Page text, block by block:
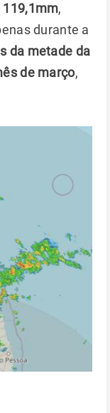
119,1mm,
durante a
da metade da
de março,